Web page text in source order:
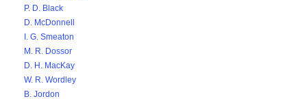
P. D. Black
D. McDonnell
I. G. Smeaton
M. R. Dossor
D. H. MacKay
W. R. Wordley
B. Jordon